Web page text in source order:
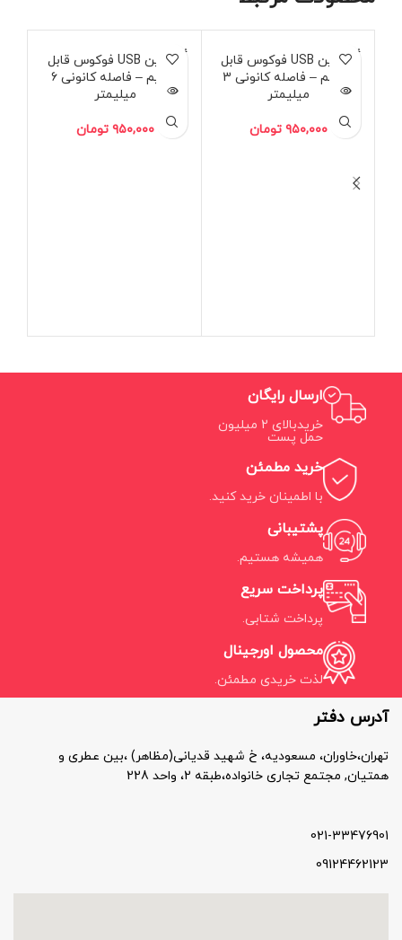
فروخته
شده
دوربین USB فوکوس قابل
تنظیم – فاصله کانونی 3
میلیمتر
۹۵۰,۰۰۰ تومان
فروخته
شده
دوربین USB فوکوس قابل
تنظیم – فاصله کانونی 6
میلیمتر
۹۵۰,۰۰۰ تومان
ارسال رایگان
خریدبالای 2 میلیون
حمل پست
خرید مطمئن
با اطمینان خرید کنید.
پشتیبانی
همیشه هستیم.
پرداخت سریع
پرداخت شتابی.
محصول اورجینال
لذت خریدی مطمئن.
آدرس دفتر
تهران،خاوران، مسعودیه، خ شهید قدیانی(مظاهر) ،بین عطری و
همتیان, مجتمع تجاری خانواده،طبقه 2، واحد 228
021-33476901
09124462123